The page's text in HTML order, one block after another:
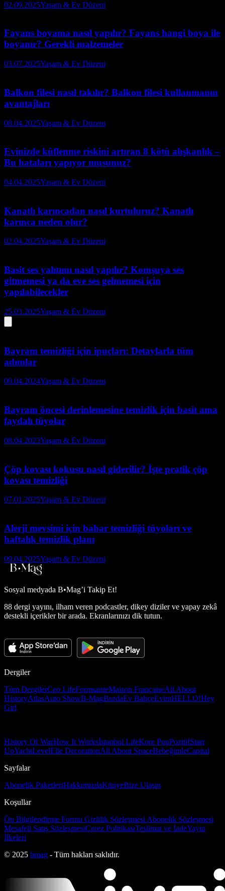
02.09.2025Yaşam & Ev Düzeni
Fayans boyama nasıl yapılır? Fayans hangi boya ile
boyanır? Gerekli malzemeler
03.07.2025Yaşam & Ev Düzeni
Balkon filesi nasıl takılır? Balkon filesi kullanmanın
avantajları
08.04.2025Yaşam & Ev Düzeni
Evinizde küflenme riskini artıran 8 kötü alışkanlık –
Bu hataları yapıyor musunuz?
04.04.2025Yaşam & Ev Düzeni
Kanatlı karıncadan nasıl kurtuluruz? Kanatlı
karınca neden olur?
02.04.2025Yaşam & Ev Düzeni
Basit ses yalıtımı nasıl yapılır? Komşuya ses
gitmemesi ya da eve ses gelmemesi için
yapılabilecekler
25.03.2025Yaşam & Ev Düzeni
Bayram temizliği için ipuçları: Detaylarla tüm
adımlar
09.04.2024Yaşam & Ev Düzeni
Bayram öncesi derinlemesine temizlik için basit ama
faydalı tüyolar
08.04.2023Yaşam & Ev Düzeni
Çöp kovası kokusu nasıl giderilir? İşte pratik çöp
kovası temizliği
07.01.2025Yaşam & Ev Düzeni
Alerji mevsimi için bahar temizliği tüyoları ve
haftalık temizlik planı
09.04.2025Yaşam & Ev Düzeni
Sosyal medyada B•Mag’i Takip Et!
88 dergi yayını, ilham veren podcastler, dikey diziler ve yapay zekâ
destekli içerikler bir arada. Ekranlarınızı dik tutun.
Dergiler
Tüm DergilerCeo LifeFormsanteMaison FrançaiseAll About
HistoryAtlasAuto ShowB-MagBurdaEv BahçeEvimHELLO!Hey
Girl
History Of WarHow It Worksİstanbul LifeKore PopPozitifStart
UpYachtLevelElle DecorationAll About SpaceBebeğimleCapital
Sayfalar
Abonelik PaketleriHakkımızdaKünyeBize Ulaşın
Koşullar
Ön Bilgilendirme Formu Gizlilik Sözleşmesi Abonelik Sözleşmesi
Mesafeli Satış SözleşmesiÇerez PolitikasıTeslimat ve İadeYayın
İlkeleri
© 2025 bmag - Tüm hakları saklıdır.